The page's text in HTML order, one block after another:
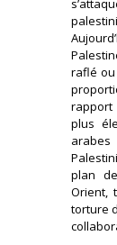
raflé ou
rapport
plus
plan
Orient,
torture